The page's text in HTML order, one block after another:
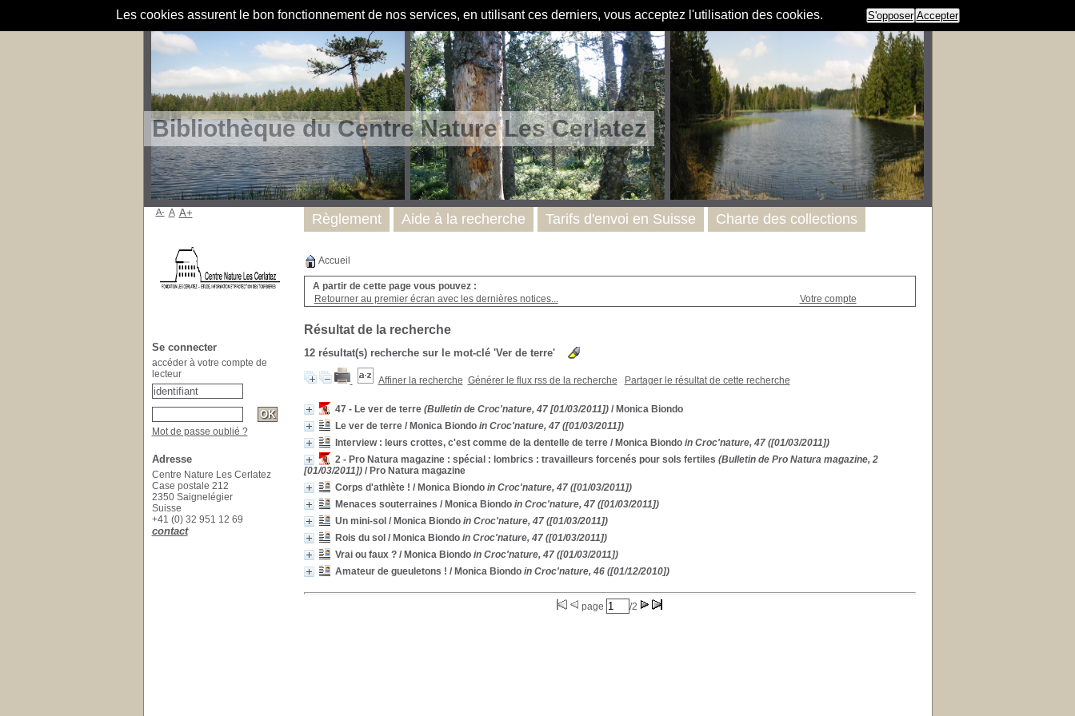
Les cookies assurent le bon fonctionnement de nos services, en utilisant ces derniers, vous acceptez l'utilisation des cookies. S'opposer Accepter
Bibliothèque du Centre Nature Les Cerlatez
Accueil
A partir de cette page vous pouvez :
Retourner au premier écran avec les dernières notices...
Votre compte
Résultat de la recherche
12 résultat(s) recherche sur le mot-clé 'Ver de terre'
Affiner la recherche Générer le flux rss de la recherche Partager le résultat de cette recherche
47 - Le ver de terre(Bulletin de Croc'nature, 47 [01/03/2011])/ Monica Biondo
Le ver de terre/ Monica Biondo in Croc'nature, 47 ([01/03/2011])
Interview : leurs crottes, c'est comme de la dentelle de terre/ Monica Biondo in Croc'nature, 47 ([01/03/2011])
2 - Pro Natura magazine : spécial : lombrics : travailleurs forcenés pour sols fertiles (Bulletin de Pro Natura magazine, 2
[01/03/2011])/ Pro Natura magazine
Corps d'athlète ! / Monica Biondo in Croc'nature, 47 ([01/03/2011])
Menaces souterraines / Monica Biondo in Croc'nature, 47 ([01/03/2011])
Un mini-sol / Monica Biondo in Croc'nature, 47 ([01/03/2011])
Rois du sol / Monica Biondo in Croc'nature, 47 ([01/03/2011])
Vrai ou faux ?/ Monica Biondo in Croc'nature, 47 ([01/03/2011])
Amateur de gueuletons ! / Monica Biondo in Croc'nature, 46 ([01/12/2010])
page /2
Règlement Aide à la recherche Tarifs d'envoi en Suisse Charte des collections
A- A A+
Se connecter
accéder à votre compte de
lecteur
Mot de passe oublié ?
Adresse
Centre Nature Les Cerlatez
Case postale 212
2350 Saignelégier
Suisse
+41 (0) 32 951 12 69
contact